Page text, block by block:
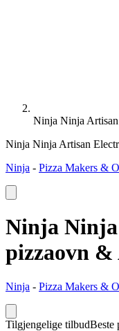
Ninja Ninja
Ninja Ninja Artisan
Ninja - Pizza Makers &
Ninja
pizzaovn
Ninja - Pizza Makers &
Tilgjengelige tilbudBeste